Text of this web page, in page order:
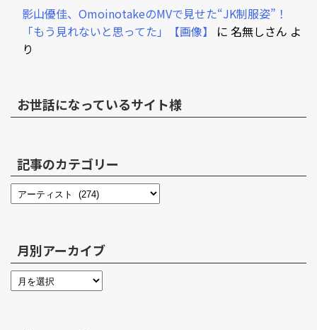
影山優佳、OmoinotakeのMVで見せた“JK制服姿”！
「もう見れないと思ってた」【画像】
に 名無しさん よ
り
お世話になっているサイト様
記事のカテゴリー
月別アーカイブ